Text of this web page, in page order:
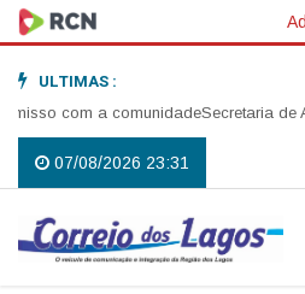
ULTIMAS :
a comunidadeSecretaria de
07/08/2026 23:31